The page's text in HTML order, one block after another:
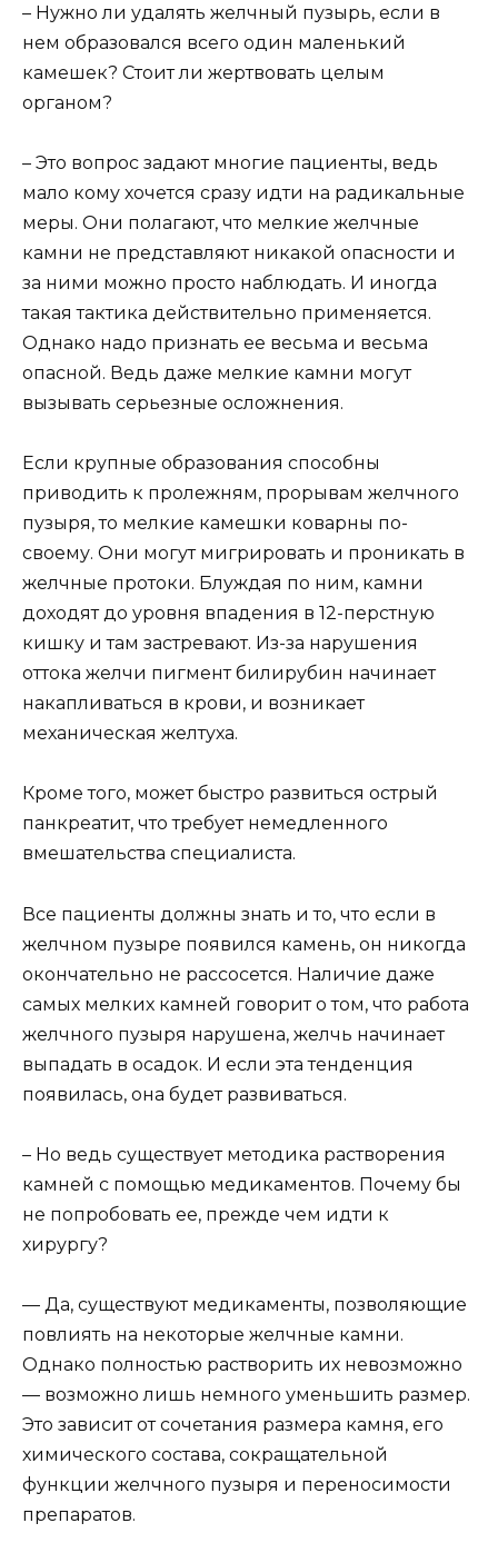
– Нужно ли удалять желчный пузырь, если в
нем образовался всего один маленький
камешек? Стоит ли жертвовать целым
органом?
– Это вопрос задают многие пациенты, ведь
мало кому хочется сразу идти на радикальные
меры. Они полагают, что мелкие желчные
камни не представляют никакой опасности и
за ними можно просто наблюдать. И иногда
такая тактика действительно применяется.
Однако надо признать ее весьма и весьма
опасной. Ведь даже мелкие камни могут
вызывать серьезные осложнения.
Если крупные образования способны
приводить к пролежням, прорывам желчного
пузыря, то мелкие камешки коварны по-
своему. Они могут мигрировать и проникать в
желчные протоки. Блуждая по ним, камни
доходят до уровня впадения в 12-перстную
кишку и там застревают. Из-за нарушения
оттока желчи пигмент билирубин начинает
накапливаться в крови, и возникает
механическая желтуха.
Кроме того, может быстро развиться острый
панкреатит, что требует немедленного
вмешательства специалиста.
Все пациенты должны знать и то, что если в
желчном пузыре появился камень, он никогда
окончательно не рассосется. Наличие даже
самых мелких камней говорит о том, что работа
желчного пузыря нарушена, желчь начинает
выпадать в осадок. И если эта тенденция
появилась, она будет развиваться.
– Но ведь существует методика растворения
камней с помощью медикаментов. Почему бы
не попробовать ее, прежде чем идти к
хирургу?
— Да, существуют медикаменты, позволяющие
повлиять на некоторые желчные камни.
Однако полностью растворить их невозможно
— возможно лишь немного уменьшить размер.
Это зависит от сочетания размера камня, его
химического состава, сокращательной
функции желчного пузыря и переносимости
препаратов.